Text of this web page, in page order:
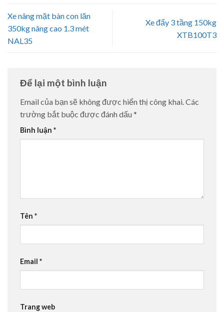
Xe nâng mặt bàn con lăn
350kg nâng cao 1.3 mét
NAL35
Xe đẩy 3 tầng 150kg
XTB100T3
Để lại một bình luận
Email của bạn sẽ không được hiển thị công khai.Các
trường bắt buộc được đánh dấu *
Bình luận *
Tên *
Email *
Trang web